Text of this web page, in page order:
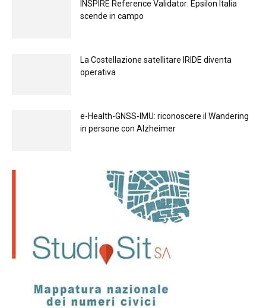
INSPIRE Reference Validator: Epsilon Italia
scende in campo
La Costellazione satellitare IRIDE diventa
operativa
e-Health-GNSS-IMU: riconoscere il Wandering
in persone con Alzheimer